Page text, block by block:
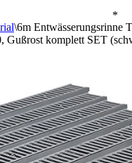
*
\6m Entwässerungsrinne
Gußrost komplett SET